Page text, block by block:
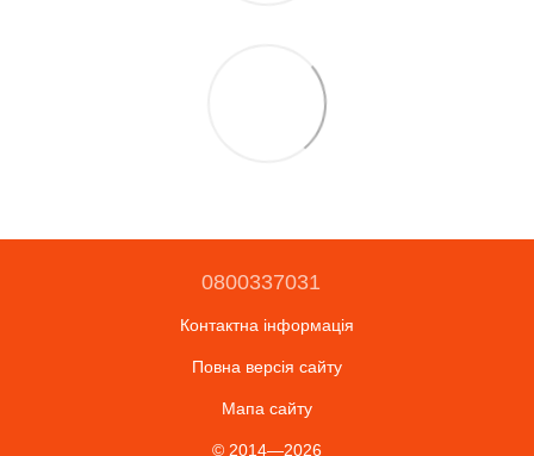
0800337031
Контактна інформація
Повна версія сайту
Мапа сайту
© 2014—2026